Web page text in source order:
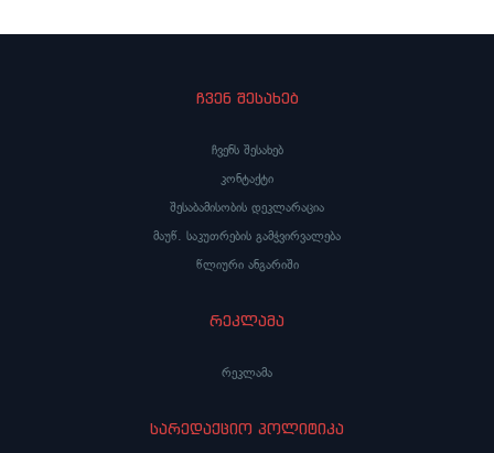
ჩვენ შესახებ
ჩვენს შესახებ
კონტაქტი
შესაბამისობის დეკლარაცია
მაუწ. საკუთრების გამჭვირვალება
წლიური ანგარიში
რეკლამა
რეკლამა
სარედაქციო პოლიტიკა